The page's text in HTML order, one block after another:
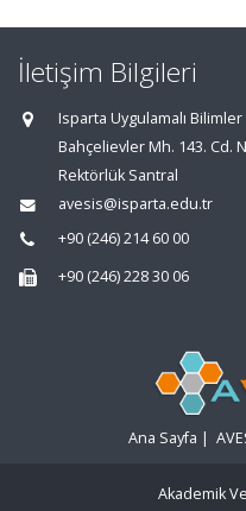
İletişim Bilgileri
Isparta Uygulamalı
Bahçelievler Mh. 143. Cd.
Rektörlük Santral
avesis@isparta.edu.tr
+90 (246) 214 60 00
+90 (246) 228 30 06
Ana Sayfa |
Akademik